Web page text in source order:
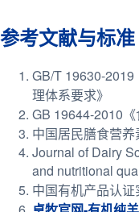
参考文献与标准
GB/T 19630-
理体系要求》
GB 19644-2010《
中国居民膳食营养
Journal of Dairy
and nutritional
中国有机产品认证